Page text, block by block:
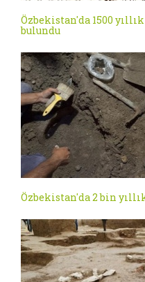
Özbekistan'da 1500
bulundu
Özbekistan'da 2 bin